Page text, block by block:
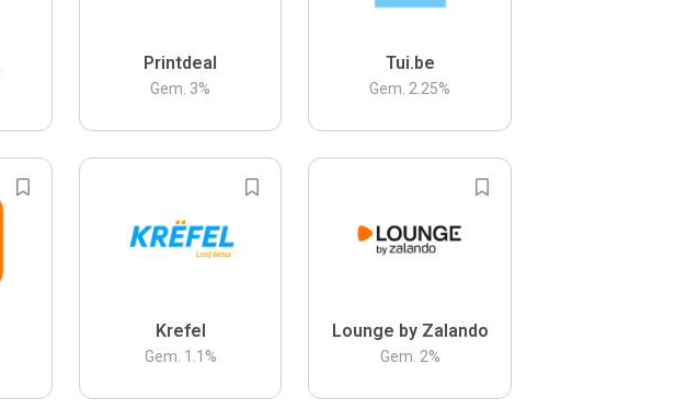
Printdeal
Gem. 3%
Tui.be
Gem. 2.25%
Krefel
Gem. 1.1 %
Lounge by Zalando
Gem. 2%